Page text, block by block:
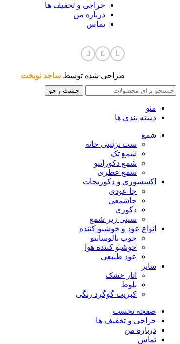
حراجی و تخفیف ها
درباره من
تماس
طراحی شده توسط ساجد نوبخت
جست و جو
منو
دسته بندی ها
شمع
ست تزئینی خانه
شمع تک
شمع دکوراتیو
شمع عطری
اکسسوری و دکوریجات
جا عودی
جاشمعی
دکوری
سینی زیر شمع
انواع عود و خوشبو کننده
چوب پالوسانتو
خوشبو کننده هوا
عود طبیعی
سایر
انار خشک
بلوط
کبریت گوگرد رنگی
صفحه نخست
حراجی و تخفیف ها
درباره من
تماس